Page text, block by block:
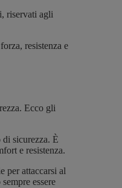
riservati agli
resistenza e
Ecco gli
di sicurezza. È
e resistenza.
per attaccarsi al
essere